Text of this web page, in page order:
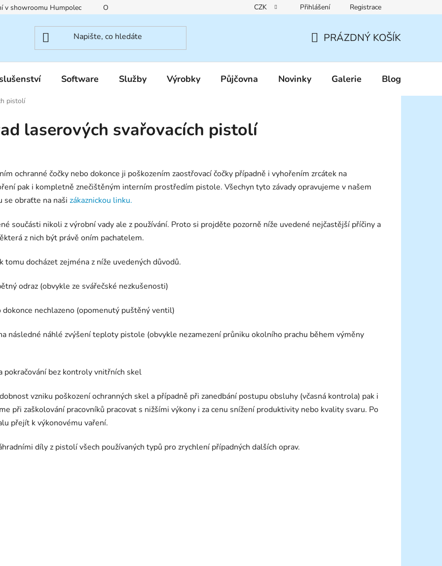
v showroomu Humpolec O nás Reklamační řád Pravidla zákaznických slev
CZK Přihlášení Registrace
KOŠÍK
PRÁZDNÝ KOŠÍK
Software Služby Výrobky Půjčovna Novinky Galerie Blog
pistolí
laserových svařovacích pistolí
ochranné čočky nebo dokonce ji poškozením zaostřovací čočky případně i vyhořením zrcátek na
pak i kompletně znečištěným interním prostředím pistole. Všechyn tyto závady opravujeme v našem
se obraťte na naši zákaznickou linku.
součásti nikoli z výrobní vady ale z používání. Proto si projděte pozorně níže uvedené nejčastější příčiny a
z nich být právě oním pachatelem.
docházet zejména z níže uvedených důvodů.
odraz (obvykle ze svářečské nezkušenosti)
nechlazeno (opomenutý puštěný ventil)
následné náhlé zvýšení teploty pistole (obvykle nezamezení průniku okolního prachu během výměny
pokračování bez kontroly vnitřních skel
vzniku poškození ochranných skel a případně při zanedbání postupu obsluhy (včasná kontrola) pak i
při zaškolování pracovníků pracovat s nižšími výkony i za cenu snížení produktivity nebo kvality svaru. Po
přejít k výkonovému vaření.
díly z pistolí všech používaných typů pro zrychlení případných dalších oprav.